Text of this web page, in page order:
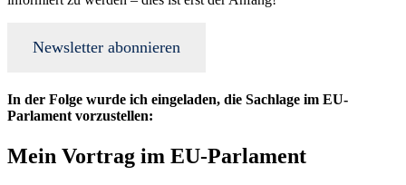
Newsletter abonnieren
In der Folge wurde ich eingeladen, die Sachlage im EU-
Parlament vorzustellen:
Mein Vortrag im EU-Parlament